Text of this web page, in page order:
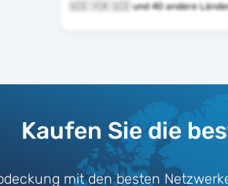
🇺🇸 🇻🇦 🇺🇸 und 40 andere
Kaufen Sie die
mit den besten